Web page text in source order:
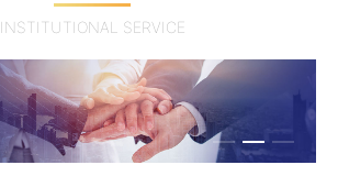
INSTITUTIONAL SERVICE